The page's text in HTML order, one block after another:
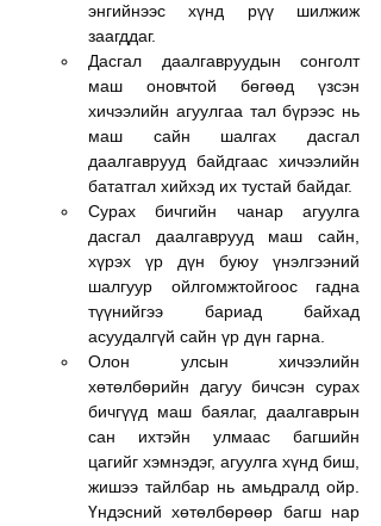
энгийнээс хүнд рүү шилжиж
заагддаг.
Дасгал даалгавруудын сонголт
маш оновчтой бөгөөд үзсэн
хичээлийн агуулгаа тал бүрээс нь
маш сайн шалгах дасгал
даалгаврууд байдгаас хичээлийн
бататгал хийхэд их тустай байдаг.
Сурах бичгийн чанар агуулга
дасгал даалгаврууд маш сайн,
хүрэх үр дүн буюу үнэлгээний
шалгуур ойлгомжтойгоос гадна
түүнийгээ бариад байхад
асуудалгүй сайн үр дүн гарна.
Олон улсын хичээлийн
хөтөлбөрийн дагуу бичсэн сурах
бичгүүд маш баялаг, даалгаврын
сан ихтэйн улмаас багшийн
цагийг хэмнэдэг, агуулга хүнд биш,
жишээ тайлбар нь амьдралд ойр.
Үндэсний хөтөлбөрөөр багш нар